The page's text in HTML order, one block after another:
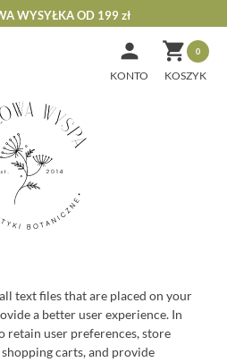
WYSYŁKA OD 199 zł
 0

KONTO
text files that are placed on your
a better user experience. In
retain user preferences, store
carts, and provide